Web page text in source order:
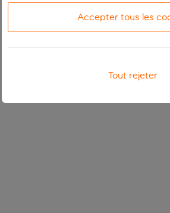
Accepter tous les
Tout rejeter